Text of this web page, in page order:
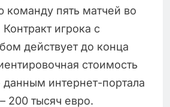
команду пять матчей во
игрока с
действует до конца
стоимость
данным интернет-портала
200 тысяч евро.